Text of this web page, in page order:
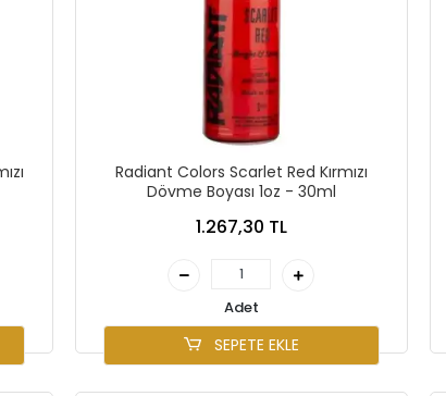
Radiant Colors Scarlet Red Kırmızı
Dövme Boyası 1oz - 30ml
1.267,30 TL
Adet
SEPETE EKLE